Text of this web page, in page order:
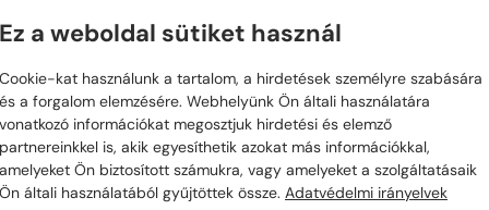
modern, utcai divat és a luxus tökéletes keverékei. A márka híres
a logómániás dizájn ötvözetéről, amely minden egyes darabot
stílust, a modern luxust és a minőségi dizájnt képviselik,
garantálják a figyelemfelkeltést. A márka szemüvegei azok
szórakoztató, mégis stílusos személyiségüket, miközben a prémium
Ez a weboldal sütiket használ
Cookie-kat használunk a tartalom, a hirdetések személyre szabására
és a forgalom elemzésére. Webhelyünk Ön általi használatára
vonatkozó információkat megosztjuk hirdetési és elemző
partnereinkkel is, akik egyesíthetik azokat más információkkal,
amelyeket Ön biztosított számukra, vagy amelyeket a szolgáltatásaik
Ön általi használatából gyűjtöttek össze. Adatvédelmi irányelvek